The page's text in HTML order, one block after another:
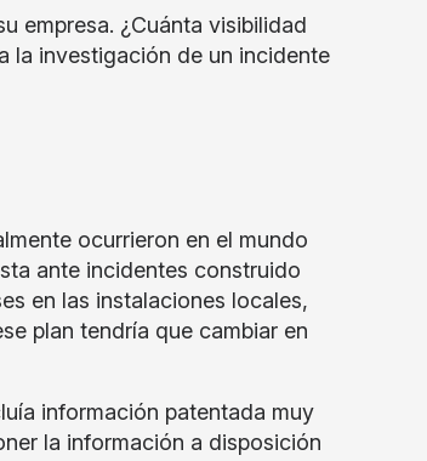
empresa. ¿Cuánta visibilidad
la investigación de un incidente
ocurrieron en el mundo
ante incidentes construido
en las instalaciones locales,
plan tendría que cambiar en
información patentada muy
la información a disposición